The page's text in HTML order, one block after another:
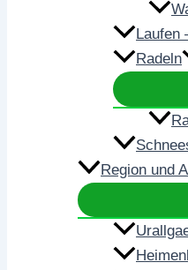
Laufen
Radeln
Region und